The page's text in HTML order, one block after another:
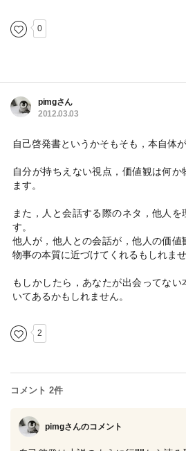
0
pimgさん
2012.03.03
自己啓発書というかそもそも，本自体
自分が持ちえない視点，価値観は何
ます。
また，人と会話する際のネタ，他人を
す。
他人が，他人との会話が，他人の価値
物事の本質に近づけてくれるもしれませ
もしかしたら，あなたが出会ってな
いてあるかもしれません。
2
コメント 2件
pimgさんのコメント